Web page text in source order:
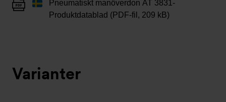
Pneumatiskt manöverdon AT 3831-
Produktdatablad (PDF-fil, 209 kB)
Varianter